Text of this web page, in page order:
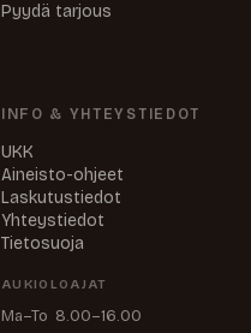
Pyydä tarjous
INFO & YHTEYSTIEDOT
UKK
Aineisto-ohjeet
Laskutustiedot
Yhteystiedot
Tietosuoja
AUKIOLOAJAT
Ma–To 8.00–16.00